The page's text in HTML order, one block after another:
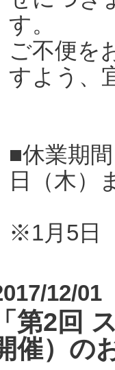
す。
ご不便を
すよう、
■休業期
日（木）
※1月5日
12/01
「第2回
催）の